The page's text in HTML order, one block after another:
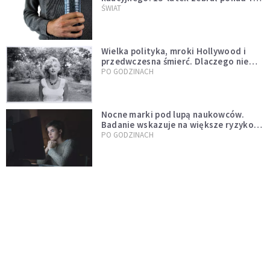
tys. butelek i puszek
ŚWIAT
Wielka polityka, mroki Hollywood i
przedwczesna śmierć. Dlaczego nie
możemy przestać mówić o Marilyn
PO GODZINACH
Nocne marki pod lupą naukowców.
Badanie wskazuje na większe ryzyko
zawału
PO GODZINACH